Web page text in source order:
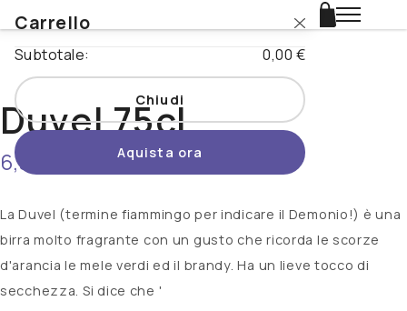
Login
Catalogo
Stili
Nazioni
Promo
Novità
Carrello
Subtotale: 0,00 €
Chiudi
Aquista ora
Duvel 75cl
6,90 € non disponibile
La Duvel (termine fiammingo per indicare il Demonio!) è una
birra molto fragrante con un gusto che ricorda le scorze
d'arancia le mele verdi ed il brandy. Ha un lieve tocco di
secchezza. Si dice che '